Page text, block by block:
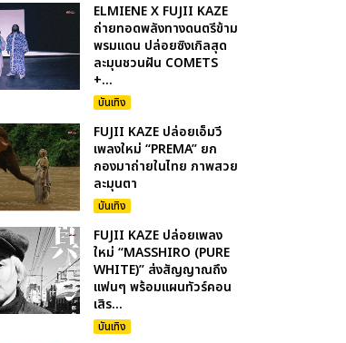
ELMIENE X FUJII KAZE
ถ่ายทอดพลังทางดนตรีข้าม
พรมแดน ปล่อยซิงเกิลสุด
ละมุนชวนฝัน COMETS
+...
บันเทิง
FUJII KAZE ปล่อยเอ็มวี
เพลงใหม่ “PREMA” ยก
กองมาถ่ายในไทย ภาพสวย
ละมุนตา
บันเทิง
FUJII KAZE ปล่อยเพลง
ใหม่ “MASSHIRO (PURE
WHITE)” ส่งสัญญาณถึง
แฟนๆ พร้อมแผนทัวร์คอน
เสิร...
บันเทิง